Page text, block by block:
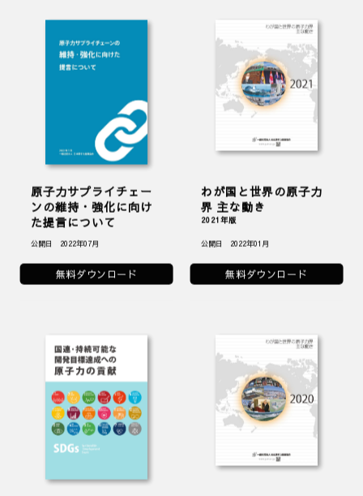
原子力サプライチェー
ンの維持・強化に向け
た提言について
公開日 2022年07月
無料ダウンロード
わが国と世界の原子力
界 主な動き
2021年版
公開日 2022年01月
無料ダウンロード